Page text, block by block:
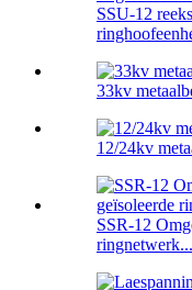
SSU-12
33kv
12/24kv
SSR-12
ringnetwerk...